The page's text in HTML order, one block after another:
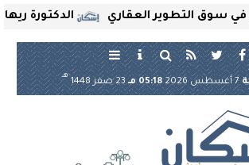
الدكتورة ريهام التطوير العقاري
05:18 مـ 23 صفر 1448
هـ